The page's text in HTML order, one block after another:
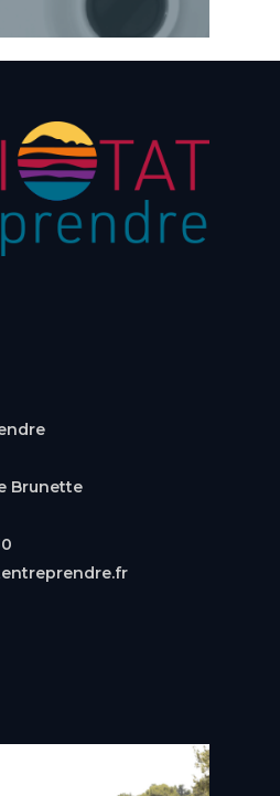
Brunette